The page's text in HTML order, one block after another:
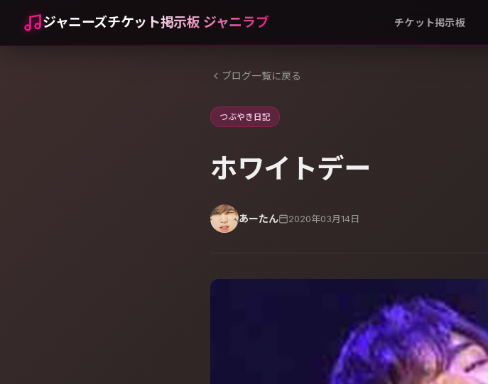
ジャニーズチケット掲示板 ジャニラブ チケット掲示板
ブログ一覧に戻る
つぶやき日記
ホワイトデー
あーたん 2020年03月14日